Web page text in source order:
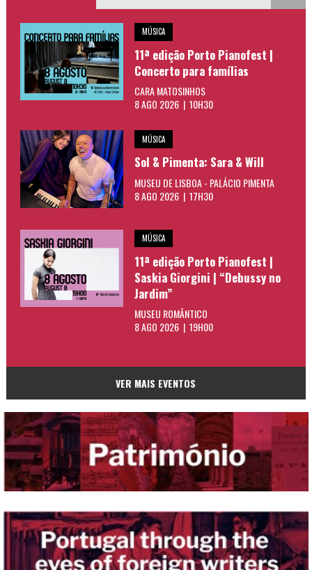
MÚSICA
11ª edição Porto Pianofest |
Concerto para famílias
CARA MATOSINHOS
8 AGO 2026 | 10H30
MÚSICA
Sol & Pimenta: Sara & Will
MUSEU DE LISBOA - PALÁCIO PIMENTA
8 AGO 2026 | 17H30
MÚSICA
11ª edição Porto Pianofest |
Saskia Giorgini | “Debussy no
Jardim”
MUSEU ROMÂNTICO
8 AGO 2026 | 19H00
VER MAIS EVENTOS